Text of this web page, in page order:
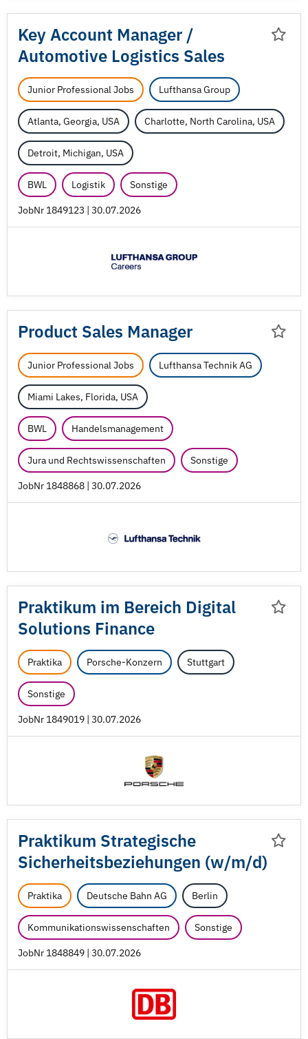
Key Account Manager /
Automotive Logistics Sales
Junior Professional Jobs Lufthansa Group
Atlanta, Georgia, USA Charlotte, North Carolina, USA
Detroit, Michigan, USA
BWL Logistik Sonstige
JobNr 1849123 | 30.07.2026
Product Sales Manager
Junior Professional Jobs Lufthansa Technik AG
Miami Lakes, Florida, USA
BWL Handelsmanagement
Jura und Rechtswissenschaften Sonstige
JobNr 1848868 | 30.07.2026
Praktikum im Bereich Digital
Solutions Finance
Praktika Porsche-Konzern Stuttgart
Sonstige
JobNr 1849019 | 30.07.2026
Praktikum Strategische
Sicherheitsbeziehungen (w/m/d)
Praktika Deutsche Bahn AG Berlin
Kommunikationswissenschaften Sonstige
JobNr 1848849 | 30.07.2026